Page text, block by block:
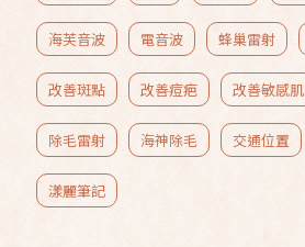
海芙音波 電音波 蜂巢雷射
改善斑點 改善痘疤 改善敏感肌
除毛雷射 海神除毛 交通位置
漾麗筆記